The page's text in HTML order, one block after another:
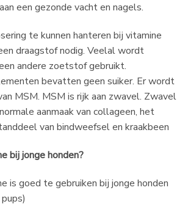
een gezonde vacht en nagels.
te kunnen hanteren bij vitamine
draagstof nodig. Veelal wordt
andere zoetstof gebruikt.
bevatten geen suiker. Er wordt
MSM. MSM is rijk aan zwavel. Zwavel
aanmaak van collageen, het
van bindweefsel en kraakbeen
bij jonge honden?
is goed te gebruiken bij jonge honden